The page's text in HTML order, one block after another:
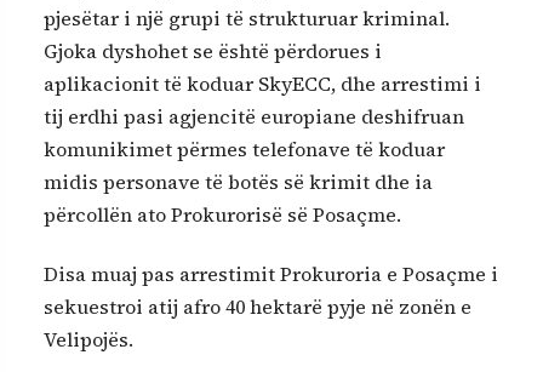
pjesëtar i një grupi të strukturuar kriminal.
Gjoka dyshohet se është përdorues i
aplikacionit të koduar SkyECC, dhe arrestimi i
tij erdhi pasi agjencitë europiane deshifruan
komunikimet përmes telefonave të koduar
midis personave të botës së krimit dhe ia
përcollën ato Prokurorisë së Posaçme.
Disa muaj pas arrestimit Prokuroria e Posaçme i
sekuestroi atij afro 40 hektarë pyje në zonën e
Velipojës.